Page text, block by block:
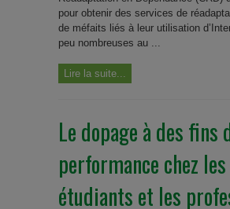
pour obtenir des services de
de méfaits liés à leur utilisation
peu nombreuses au ...
Lire la suite...
Le dopage à des fins
performance chez les
étudiants et les